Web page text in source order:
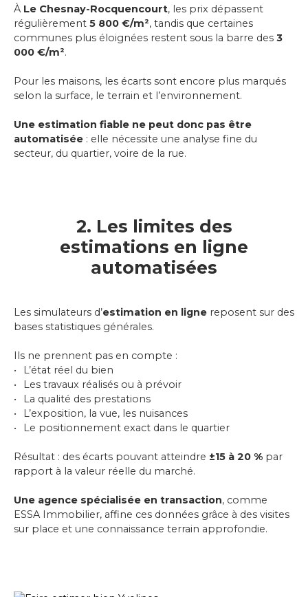
À Le Chesnay-Rocquencourt, les prix dépassent
régulièrement 5 800 €/m², tandis que certaines
communes plus éloignées restent sous la barre des 3
000 €/m².
Pour les maisons, les écarts sont encore plus marqués
selon la surface, le terrain et l’environnement.
Une estimation fiable ne peut donc pas être
automatisée : elle nécessite une analyse fine du
secteur, du quartier, voire de la rue.
2. Les limites des
estimations en ligne
automatisées
Les simulateurs d’estimation en ligne reposent sur des
bases statistiques générales.
Ils ne prennent pas en compte :
L’état réel du bien
Les travaux réalisés ou à prévoir
La qualité des prestations
L’exposition, la vue, les nuisances
Le positionnement exact dans le quartier
Résultat : des écarts pouvant atteindre ±15 à 20 % par
rapport à la valeur réelle du marché.
Une agence spécialisée en transaction, comme
ESSA Immobilier, affine ces données grâce à des visites
sur place et une connaissance terrain approfondie.